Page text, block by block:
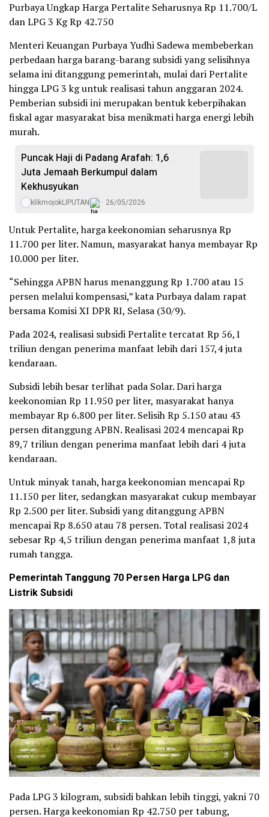
Purbaya Ungkap Harga Pertalite Seharusnya Rp 11.700/L
dan LPG 3 Kg Rp 42.750
Menteri Keuangan Purbaya Yudhi Sadewa membeberkan
perbedaan harga barang-barang subsidi yang selisihnya
selama ini ditanggung pemerintah, mulai dari Pertalite
hingga LPG 3 kg untuk realisasi tahun anggaran 2024.
Pemberian subsidi ini merupakan bentuk keberpihakan
fiskal agar masyarakat bisa menikmati harga energi lebih
murah.
Puncak Haji di Padang Arafah: 1,6
Juta Jemaah Berkumpul dalam
Kekhusyukan
klikmojokLIPUTAN 26/05/2026
Untuk Pertalite, harga keekonomian seharusnya Rp
11.700 per liter. Namun, masyarakat hanya membayar Rp
10.000 per liter.
“Sehingga APBN harus menanggung Rp 1.700 atau 15
persen melalui kompensasi,” kata Purbaya dalam rapat
bersama Komisi XI DPR RI, Selasa (30/9).
Pada 2024, realisasi subsidi Pertalite tercatat Rp 56,1
triliun dengan penerima manfaat lebih dari 157,4 juta
kendaraan.
Subsidi lebih besar terlihat pada Solar. Dari harga
keekonomian Rp 11.950 per liter, masyarakat hanya
membayar Rp 6.800 per liter. Selisih Rp 5.150 atau 43
persen ditanggung APBN. Realisasi 2024 mencapai Rp
89,7 triliun dengan penerima manfaat lebih dari 4 juta
kendaraan.
Untuk minyak tanah, harga keekonomian mencapai Rp
11.150 per liter, sedangkan masyarakat cukup membayar
Rp 2.500 per liter. Subsidi yang ditanggung APBN
mencapai Rp 8.650 atau 78 persen. Total realisasi 2024
sebesar Rp 4,5 triliun dengan penerima manfaat 1,8 juta
rumah tangga.
Pemerintah Tanggung 70 Persen Harga LPG dan
Listrik Subsidi
Pada LPG 3 kilogram, subsidi bahkan lebih tinggi, yakni 70
persen. Harga keekonomian Rp 42.750 per tabung,